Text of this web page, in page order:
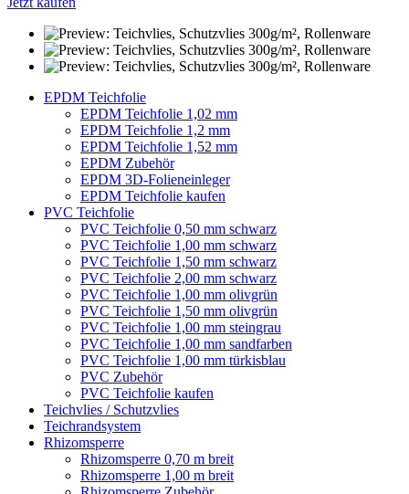
EPDM Teichfolie
EPDM Teichfolie 1,02 mm
EPDM Teichfolie 1,2 mm
EPDM Teichfolie 1,52 mm
EPDM Zubehör
EPDM 3D-Folieneinleger
EPDM Teichfolie kaufen
PVC Teichfolie
PVC Teichfolie 0,50 mm schwarz
PVC Teichfolie 1,00 mm schwarz
PVC Teichfolie 1,50 mm schwarz
PVC Teichfolie 2,00 mm schwarz
PVC Teichfolie 1,00 mm olivgrün
PVC Teichfolie 1,50 mm olivgrün
PVC Teichfolie 1,00 mm steingrau
PVC Teichfolie 1,00 mm sandfarben
PVC Teichfolie 1,00 mm türkisblau
PVC Zubehör
PVC Teichfolie kaufen
Teichvlies / Schutzvlies
Teichrandsystem
Rhizomsperre
Rhizomsperre 0,70 m breit
Rhizomsperre 1,00 m breit